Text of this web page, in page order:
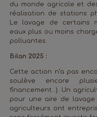
du monde agricole et
réalisation de stations
Le lavage de certains
eaux plus ou moins
polluantes.
Bilan 2025 :
Cette action n’a pas
soulève encore
financement…). Un
pour une aire de lavage
agriculteurs ont